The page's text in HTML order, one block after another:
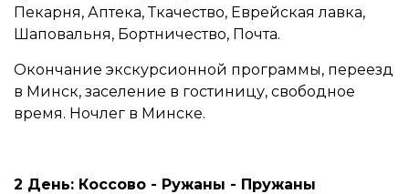
Пекарня, Аптека, Ткачество, Еврейская лавка,
Шаповальня, Бортничество, Почта.
Окончание экскурсионной программы, переезд
в Минск, заселение в гостиницу, свободное
время. Ночлег в Минске.
2 День: Коссово - Ружаны - Пружаны